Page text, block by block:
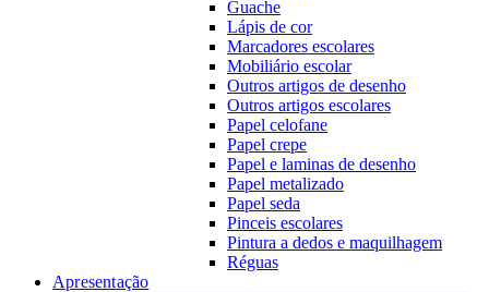
Guache
Lápis de cor
Marcadores escolares
Mobiliário escolar
Outros artigos de desenho
Outros artigos escolares
Papel celofane
Papel crepe
Papel e laminas de desenho
Papel metalizado
Papel seda
Pinceis escolares
Pintura a dedos e maquilhagem
Réguas
Apresentação